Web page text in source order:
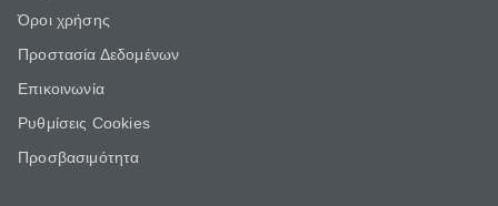
Όροι χρήσης
Προστασία Δεδομένων
Επικοινωνία
Ρυθμίσεις Cookies
Προσβασιμότητα